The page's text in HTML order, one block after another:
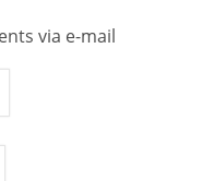
via e-mail